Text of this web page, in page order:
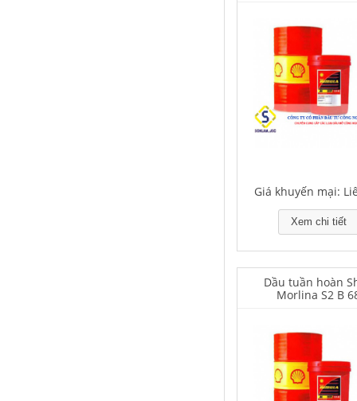
Giá khuyến mại:
Xem chi tiết
Dầu tuần hoàn
Morlina S2 B